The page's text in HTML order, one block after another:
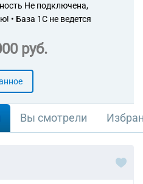
Не подключена,
• База 1С не ведется
руб.
Вы смотрели